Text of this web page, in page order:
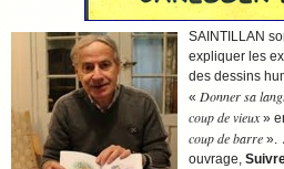
SAINTILLAN
expliquer les
des dessins
« Donner sa
coup de vieux»
coup de barre ».
ouvrage,